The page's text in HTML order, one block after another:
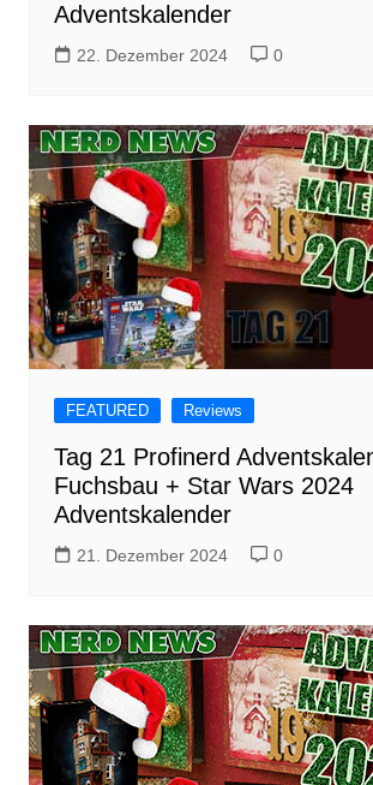
Adventskalender
22. Dezember 2024 0
FEATURED Reviews
Tag 21 Profinerd
Fuchsbau + Star Wars 2024
Adventskalender
21. Dezember 2024 0